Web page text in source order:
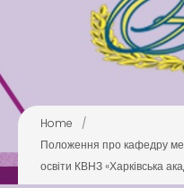
Home
/
Положення про кафедру
освіти КВНЗ «Харківська